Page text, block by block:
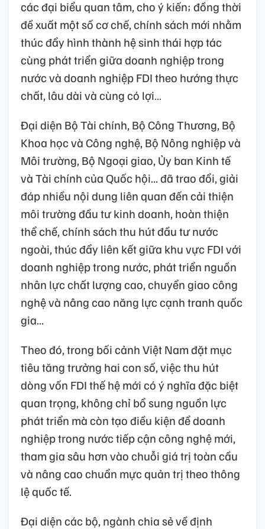
các đại biểu quan tâm, cho ý kiến; đồng thời
đề xuất một số cơ chế, chính sách mới nhằm
thúc đẩy hình thành hệ sinh thái hợp tác
cùng phát triển giữa doanh nghiệp trong
nước và doanh nghiệp FDI theo hướng thực
chất, lâu dài và cùng có lợi…
Đại diện Bộ Tài chính, Bộ Công Thương, Bộ
Khoa học và Công nghệ, Bộ Nông nghiệp và
Môi trường, Bộ Ngoại giao, Ủy ban Kinh tế
và Tài chính của Quốc hội... đã trao đổi, giải
đáp nhiều nội dung liên quan đến cải thiện
môi trường đầu tư kinh doanh, hoàn thiện
thể chế, chính sách thu hút đầu tư nước
ngoài, thúc đẩy liên kết giữa khu vực FDI với
doanh nghiệp trong nước, phát triển nguồn
nhân lực chất lượng cao, chuyển giao công
nghệ và nâng cao năng lực cạnh tranh quốc
gia...
Theo đó, trong bối cảnh Việt Nam đặt mục
tiêu tăng trưởng hai con số, việc thu hút
dòng vốn FDI thế hệ mới có ý nghĩa đặc biệt
quan trọng, không chỉ bổ sung nguồn lực
phát triển mà còn tạo điều kiện để doanh
nghiệp trong nước tiếp cận công nghệ mới,
tham gia sâu hơn vào chuỗi giá trị toàn cầu
và nâng cao chuẩn mực quản trị theo thông
lệ quốc tế.
Đại diện các bộ, ngành chia sẻ về định